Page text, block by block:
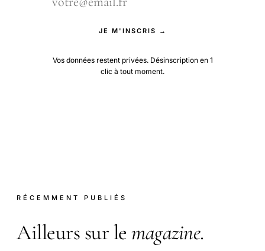
JE M'INSCRIS →
Vos données restent privées. Désinscription en 1
clic à tout moment.
RÉCEMMENT PUBLIÉS
Ailleurs sur le magazine.